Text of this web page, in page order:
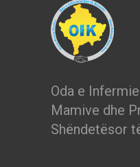
Oda e
Mamive dhe
Shëndetësor